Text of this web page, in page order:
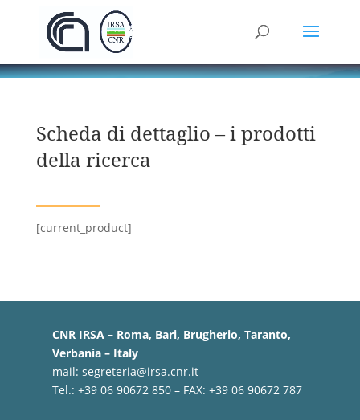
Scheda di dettaglio – i prodotti
della ricerca
[current_product]
CNR IRSA – Roma, Bari, Brugherio, Taranto,
Verbania – Italy
mail: segreteria@irsa.cnr.it
Tel.: +39 06 90672 850 – FAX: +39 06 90672 787